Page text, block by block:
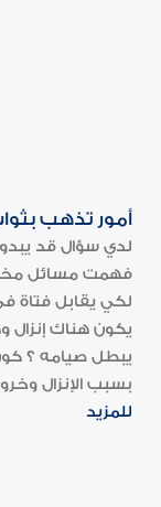
أمور تذهب
لدي سؤال قد يبدو
فهمت مسائل
لكي يقابل فتاة
يكون هناك إنزال
يبطل صيامه ؟
بسبب الإنزال
للمزيد